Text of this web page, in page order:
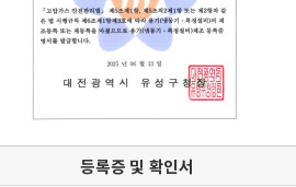
등록증 및 확인서